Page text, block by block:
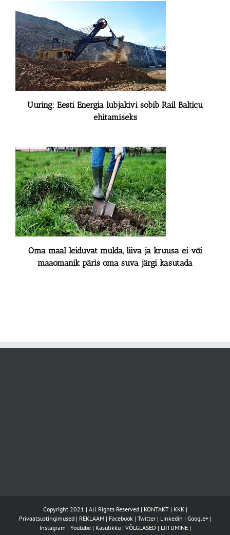
Uuring: Eesti Energia lubjakivi sobib Rail Balticu
ehitamiseks
Oma maal leiduvat mulda, liiva ja kruusa ei või
maaomanik päris oma suva järgi kasutada
Copyright 2021 | All Rights Reserved | KONTAKT| KKK|
Privaatsustingimused| REKLAAM| Facebook | Twitter| Linkedin | Google+|
Instagram | Youtube| Kasulikku| VÕLGLASED | LIITUMINE|